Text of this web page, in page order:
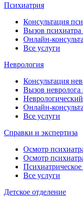
Психиатрия
Консультация
Вызов
Онлайн-
Все услуги
Неврология
Консультация
Вызов невролога
Онлайн-
Все услуги
Справки и экспертиза
Осмотр
Осмотр
Психиатрическое
Все услуги
Детское отделение